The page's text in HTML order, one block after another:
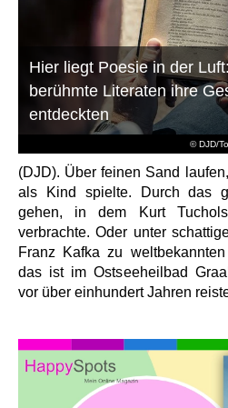
© DJD/
Hier liegt Poesie in der
berühmte Literaten ihre
entdeckten
(DJD). Über feinen Sand
als Kind spielte. Durch das
gehen, in dem Kurt
verbrachte. Oder unter
Franz Kafka zu
das ist im Ostseeheilbad
vor über einhundert Jahren